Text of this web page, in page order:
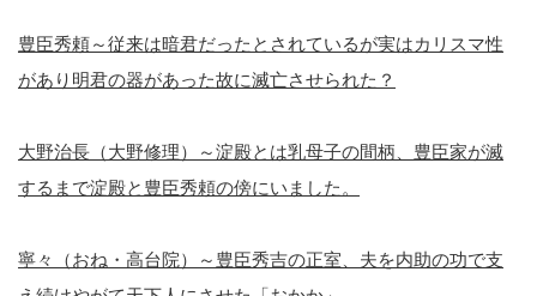
豊臣秀頼～従来は暗君だったとされているが実はカリスマ性
があり明君の器があった故に滅亡させられた？
大野治長（大野修理）～淀殿とは乳母子の間柄、豊臣家が滅
するまで淀殿と豊臣秀頼の傍にいました。
寧々（おね・高台院）～豊臣秀吉の正室、夫を内助の功で支